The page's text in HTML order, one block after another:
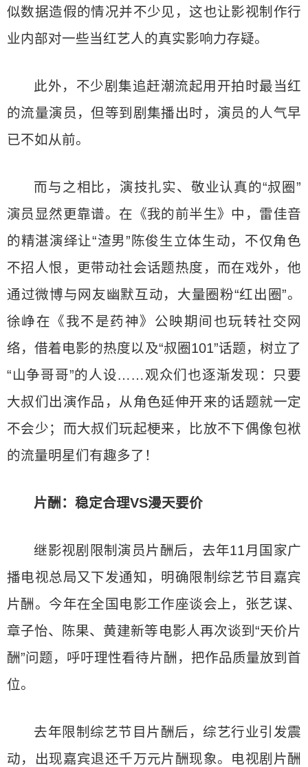
似数据造假的情况并不少见，这也让影视制作行
业内部对一些当红艺人的真实影响力存疑。
此外，不少剧集追赶潮流起用开拍时最当红
的流量演员，但等到剧集播出时，演员的人气早
已不如从前。
而与之相比，演技扎实、敬业认真的“叔圈”
演员显然更靠谱。在《我的前半生》中，雷佳音
的精湛演绎让“渣男”陈俊生立体生动，不仅角色
不招人恨，更带动社会话题热度，而在戏外，他
通过微博与网友幽默互动，大量圈粉“红出圈”。
徐峥在《我不是药神》公映期间也玩转社交网
络，借着电影的热度以及“叔圈101”话题，树立了
“山争哥哥”的人设……观众们也逐渐发现：只要
大叔们出演作品，从角色延伸开来的话题就一定
不会少；而大叔们玩起梗来，比放不下偶像包袱
的流量明星们有趣多了！
片酬：稳定合理VS漫天要价
继影视剧限制演员片酬后，去年11月国家广
播电视总局又下发通知，明确限制综艺节目嘉宾
片酬。今年在全国电影工作座谈会上，张艺谋、
章子怡、陈果、黄建新等电影人再次谈到“天价片
酬”问题，呼吁理性看待片酬，把作品质量放到首
位。
去年限制综艺节目片酬后，综艺行业引发震
动，出现嘉宾退还千万元片酬现象。电视剧片酬